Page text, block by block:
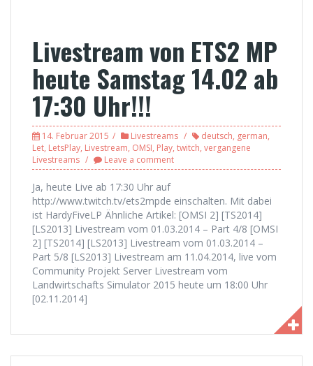
Livestream von ETS2 MP
heute Samstag 14.02 ab
17:30 Uhr!!!
14. Februar 2015 Livestreams deutsch, german,
Let, LetsPlay, Livestream, OMSI, Play, twitch, vergangene
Livestreams
Leave a comment
Ja, heute Live ab 17:30 Uhr auf
http://www.twitch.tv/ets2mpde einschalten. Mit dabei
ist HardyFiveLP Ähnliche Artikel: [OMSI 2] [TS2014]
[LS2013] Livestream vom 01.03.2014 – Part 4/8 [OMSI
2] [TS2014] [LS2013] Livestream vom 01.03.2014 –
Part 5/8 [LS2013] Livestream am 11.04.2014, live vom
Community Projekt Server Livestream vom
Landwirtschafts Simulator 2015 heute um 18:00 Uhr
[02.11.2014]